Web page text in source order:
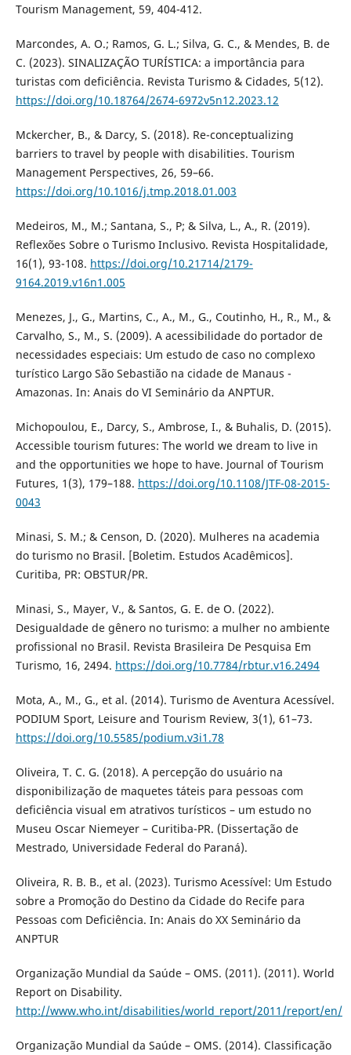
Tourism Management, 59, 404-412.
Marcondes, A. O.; Ramos, G. L.; Silva, G. C., & Mendes, B. de
C. (2023). SINALIZAÇÃO TURÍSTICA: a importância para
turistas com deficiência. Revista Turismo & Cidades, 5(12).
https://doi.org/10.18764/2674-6972v5n12.2023.12
Mckercher, B., & Darcy, S. (2018). Re-conceptualizing
barriers to travel by people with disabilities. Tourism
Management Perspectives, 26, 59–66.
https://doi.org/10.1016/j.tmp.2018.01.003
Medeiros, M., M.; Santana, S., P; & Silva, L., A., R. (2019).
Reflexões Sobre o Turismo Inclusivo. Revista Hospitalidade,
16(1), 93-108. https://doi.org/10.21714/2179-
9164.2019.v16n1.005
Menezes, J., G., Martins, C., A., M., G., Coutinho, H., R., M., &
Carvalho, S., M., S. (2009). A acessibilidade do portador de
necessidades especiais: Um estudo de caso no complexo
turístico Largo São Sebastião na cidade de Manaus -
Amazonas. In: Anais do VI Seminário da ANPTUR.
Michopoulou, E., Darcy, S., Ambrose, I., & Buhalis, D. (2015).
Accessible tourism futures: The world we dream to live in
and the opportunities we hope to have. Journal of Tourism
Futures, 1(3), 179–188. https://doi.org/10.1108/JTF-08-2015-
0043
Minasi, S. M.; & Censon, D. (2020). Mulheres na academia
do turismo no Brasil. [Boletim. Estudos Acadêmicos].
Curitiba, PR: OBSTUR/PR.
Minasi, S., Mayer, V., & Santos, G. E. de O. (2022).
Desigualdade de gênero no turismo: a mulher no ambiente
profissional no Brasil. Revista Brasileira De Pesquisa Em
Turismo, 16, 2494. https://doi.org/10.7784/rbtur.v16.2494
Mota, A., M., G., et al. (2014). Turismo de Aventura Acessível.
PODIUM Sport, Leisure and Tourism Review, 3(1), 61–73.
https://doi.org/10.5585/podium.v3i1.78
Oliveira, T. C. G. (2018). A percepção do usuário na
disponibilização de maquetes táteis para pessoas com
deficiência visual em atrativos turísticos – um estudo no
Museu Oscar Niemeyer – Curitiba-PR. (Dissertação de
Mestrado, Universidade Federal do Paraná).
Oliveira, R. B. B., et al. (2023). Turismo Acessível: Um Estudo
sobre a Promoção do Destino da Cidade do Recife para
Pessoas com Deficiência. In: Anais do XX Seminário da
ANPTUR
Organização Mundial da Saúde – OMS. (2011). (2011). World
Report on Disability.
http://www.who.int/disabilities/world_report/2011/report/en/
Organização Mundial da Saúde – OMS. (2014). Classificação